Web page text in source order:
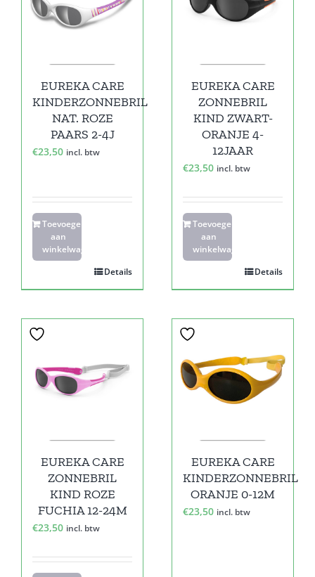
EUREKA CARE
KINDERZONNEBRIL
NAT. ROZE
PAARS 2-4J
€23,50 incl. btw
Toevoegen
aan
winkelwagen
Details
EUREKA CARE
ZONNEBRIL
KIND ZWART-
ORANJE 4-
12JAAR
€23,50 incl. btw
Toevoegen
aan
winkelwagen
Details
EUREKA CARE
ZONNEBRIL
KIND ROZE
FUCHIA 12-24M
€23,50 incl. btw
EUREKA CARE
KINDERZONNEBRIL
ORANJE 0-12M
€23,50 incl. btw